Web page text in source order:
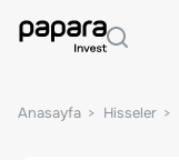
Anasayfa Hisseler